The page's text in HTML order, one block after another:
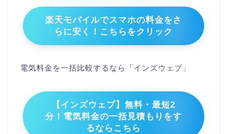
楽天モバイルでスマホの料金をさ
らに安く！こちらをクリック
電気料金を一括比較するなら「インズウェブ」
【インズウェブ】無料・最短2
分！電気料金の一括見積もりをす
るならこちら